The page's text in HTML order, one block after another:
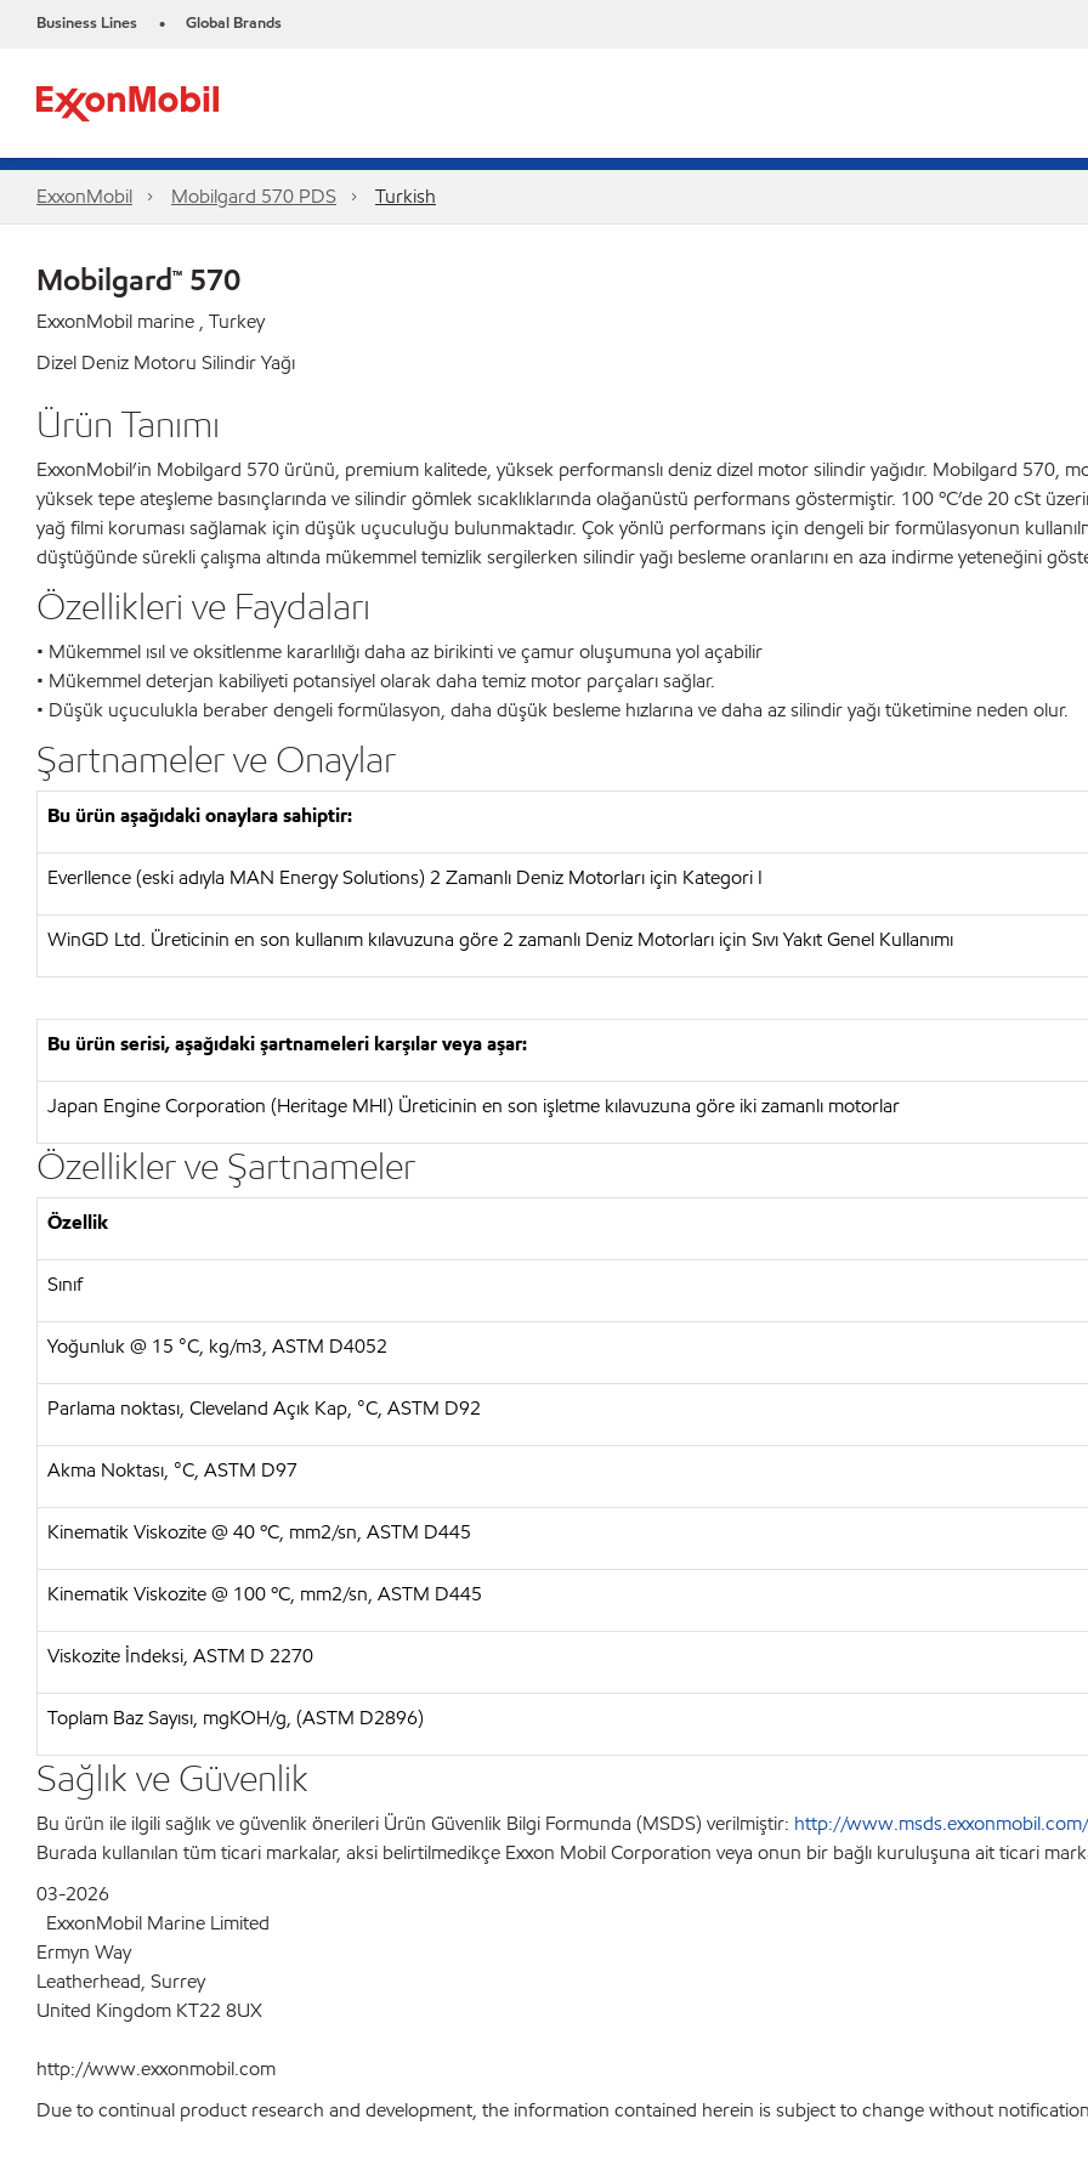
Business Lines • Global Brands
ExxonMobil Mobilgard 570 PDS Turkish
Mobilgard™ 570
ExxonMobil marine , Turkey
Dizel Deniz Motoru Silindir Yağı
Ürün Tanımı
ExxonMobil’in Mobilgard 570 ürünü, premium kalitede, yüksek performanslı deniz dizel motor silindir yağıdır. Mobilgard 570,
yüksek tepe ateşleme basınçlarında ve silindir gömlek sıcaklıklarında olağanüstü performans göstermiştir. 100 ºC’de 20 cSt
yağ filmi koruması sağlamak için düşük uçuculuğu bulunmaktadır. Çok yönlü performans için dengeli bir formülasyonun
düştüğünde sürekli çalışma altında mükemmel temizlik sergilerken silindir yağı besleme oranlarını en aza indirme yeteneğini
Özellikleri ve Faydaları
• Mükemmel ısıl ve oksitlenme kararlılığı daha az birikinti ve çamur oluşumuna yol açabilir
• Mükemmel deterjan kabiliyeti potansiyel olarak daha temiz motor parçaları sağlar.
• Düşük uçuculukla beraber dengeli formülasyon, daha düşük besleme hızlarına ve daha az silindir yağı tüketimine neden olur.
Şartnameler ve Onaylar
Bu ürün aşağıdaki onaylara sahiptir:
Everllence (eski adıyla MAN Energy Solutions) 2 Zamanlı Deniz Motorları için Kategori I
WinGD Ltd. Üreticinin en son kullanım kılavuzuna göre 2 zamanlı Deniz Motorları için Sıvı Yakıt Genel Kullanımı
Bu ürün serisi, aşağıdaki şartnameleri karşılar veya aşar:
Japan Engine Corporation (Heritage MHI) Üreticinin en son işletme kılavuzuna göre iki zamanlı motorlar
Özellikler ve Şartnameler
Özellik
Sınıf
Yoğunluk @ 15 °C, kg/m3, ASTM D4052
Parlama noktası, Cleveland Açık Kap, °C, ASTM D92
Akma Noktası, °C, ASTM D97
Kinematik Viskozite @ 40 ºC, mm2/sn, ASTM D445
Kinematik Viskozite @ 100 ºC, mm2/sn, ASTM D445
Viskozite İndeksi, ASTM D 2270
Toplam Baz Sayısı, mgKOH/g, (ASTM D2896)
Sağlık ve Güvenlik
Bu ürün ile ilgili sağlık ve güvenlik önerileri Ürün Güvenlik Bilgi Formunda (MSDS) verilmiştir: http://
Burada kullanılan tüm ticari markalar, aksi belirtilmedikçe Exxon Mobil Corporation veya onun bir bağlı kuruluşuna ait ticari
03-2026
ExxonMobil Marine Limited
Ermyn Way
Leatherhead, Surrey
United Kingdom KT22 8UX
http://www.exxonmobil.com
Due to continual product research and development, the information contained herein is subject to change without